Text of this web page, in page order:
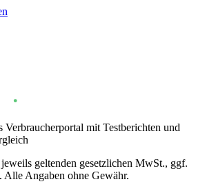
Verbraucherportal mit Testberichten und
geltenden gesetzlichen MwSt., ggf.
Alle Angaben ohne Gewähr.